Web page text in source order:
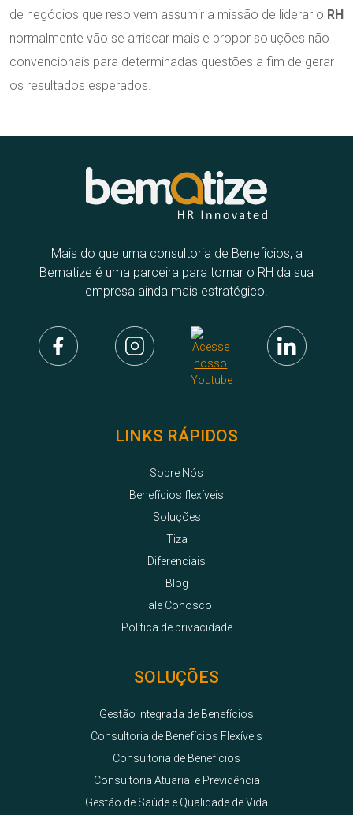
de negócios que resolvem assumir a missão de liderar o RH
normalmente vão se arriscar mais e propor soluções não
convencionais para determinadas questões a fim de gerar
os resultados esperados.
Mais do que uma consultoria de Benefícios, a
Bematize é uma parceira para tornar o RH da sua
empresa ainda mais estratégico.
LINKS RÁPIDOS
Sobre Nós
Benefícios flexíveis
Soluções
Tiza
Diferenciais
Blog
Fale Conosco
Política de privacidade
SOLUÇÕES
Gestão Integrada de Benefícios
Consultoria de Benefícios Flexíveis
Consultoria de Benefícios
Consultoria Atuarial e Previdência
Gestão de Saúde e Qualidade de Vida